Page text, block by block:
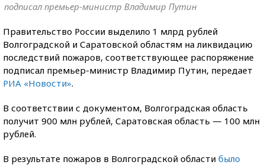
подписал премьер-министр Владимир Путин
Правительство России выделило 1 млрд рублей
Волгоградской и Саратовской областям на ликвидацию
последствий пожаров, соответствующее распоряжение
подписал премьер-министр Владимир Путин, передает
РИА «Новости».
В соответствии с документом, Волгоградская область
получит 900 млн рублей, Саратовская область — 100 млн
рублей.
В результате пожаров в Волгоградской области было